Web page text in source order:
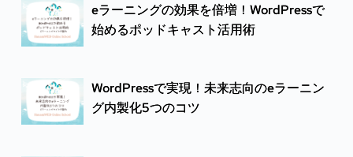
eラーニングの効果を倍増！WordPressで
始めるポッドキャスト活用術
WordPressで実現！未来志向のeラーニン
グ内製化5つのコツ